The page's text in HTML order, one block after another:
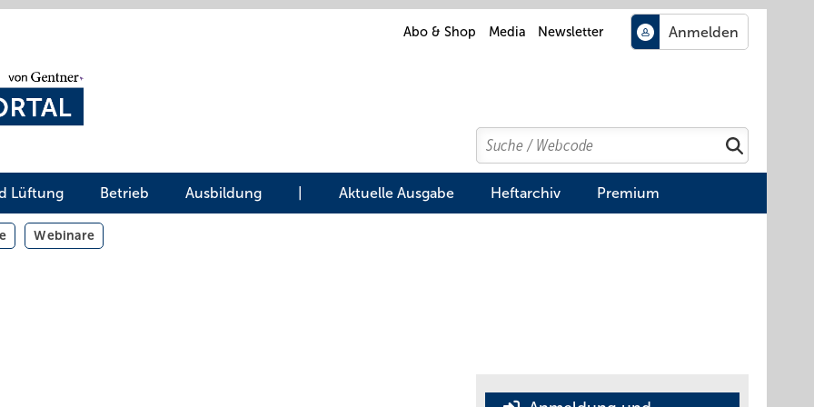
Abo & Shop Media Newsletter
Search
Suchen
Lüftung Betrieb Ausbildung Aktuelle Ausgabe Heftarchiv Premium
Webinare